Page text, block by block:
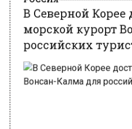
морской курорт
российских